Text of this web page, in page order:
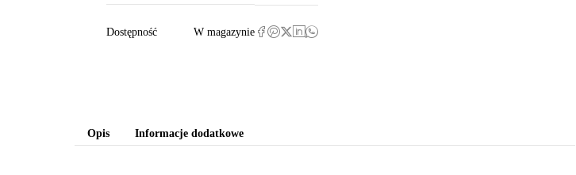
Dostępność W magazynie
Opis Informacje dodatkowe